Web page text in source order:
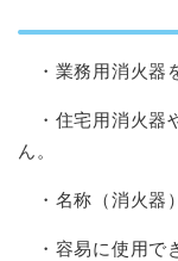
・業務用消火器
・住宅用消火器
ん。
・名称（消火器
・容易に使用で